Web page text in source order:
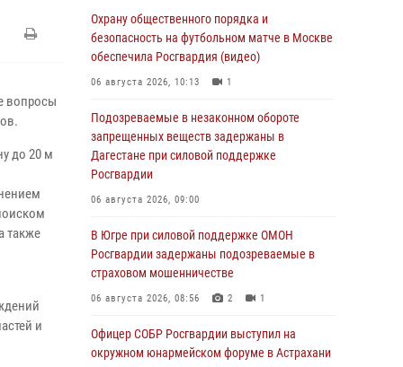
вопросы
до 20 м
также
и
Охрану общественного порядка и
безопасность на футбольном матче в Москве
обеспечила Росгвардия (видео)
06 августа 2026, 10:13 1
Подозреваемые в незаконном обороте
запрещенных веществ задержаны в
Дагестане при силовой поддержке
Росгвардии
06 августа 2026, 09:00
В Югре при силовой поддержке ОМОН
Росгвардии задержаны подозреваемые в
страховом мошенничестве
06 августа 2026, 08:56 2 1
Офицер СОБР Росгвардии выступил на
окружном юнармейском форуме в Астрахани